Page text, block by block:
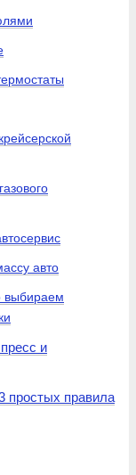
авто
выбираем
и
простых правила